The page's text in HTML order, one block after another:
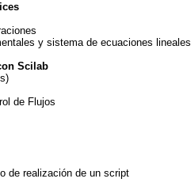
y sistema de ecuaciones lineales
Scilab
de Flujos
de realización de un script